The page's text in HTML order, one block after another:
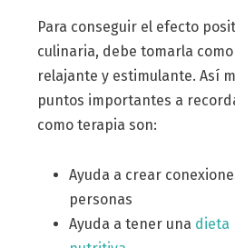
Para conseguir el efecto
culinaria, debe tomarla
relajante y estimulante. Así
puntos importantes a
como terapia son:
Ayuda a crear
personas
Ayuda a tener una dieta